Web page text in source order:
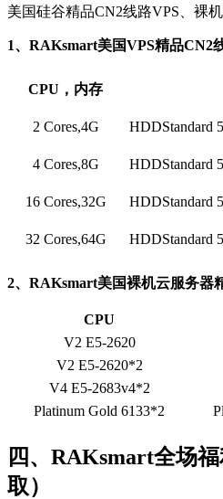
美国硅谷精品CN2线路VPS、裸
1、RAKsmart美国VPS精品CN2
CPU，内存
2 Cores,4G HDDStandard
4 Cores,8G HDDStandard
16 Cores,32G HDDStandard
32 Cores,64G HDDStandard
2、RAKsmart美国裸机云服务器
CPU
V2 E5-2620
V2 E5-2620*2
V4 E5-2683v4*2
Platinum Gold 6133*2
四、RAKsmart全场
取）